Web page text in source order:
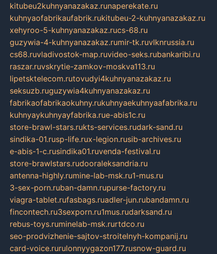
kitubeu2kuhnyanazakaz.runaperekate.ru
kuhnyaofabrikaufabrik.rukitubeu-2-kuhnyanazakaz.ru
xehyroo-5-kuhnyanazakaz.rucs-68.ru
guzywia-4-kuhnyanazakaz.rumir-tk.ruvlknrussia.ru
cs68.ruvladivostok-map.ruvideo-seks.rubankaribi.ru
raszar.ruvskrytie-zamkov-moskva113.ru
lipetsktelecom.rutovudyi4kuhnyanazakaz.ru
seksuzb.ruguzywia4kuhnyanazakaz.ru
fabrikaofabrikaokuhny.rukuhnyaekuhnyaafabrika.ru
kuhnyaykuhnyayfabrika.rue-abis1c.ru
store-brawl-stars.rukts-services.rudark-sand.ru
sindika-01.rusp-life.rux-legion.rusib-archives.ru
e-abis-1-c.rusindika01.ruvenda-festival.ru
store-brawlstars.rudooraleksandria.ru
antenna-highly.rumine-lab-msk.ru1-mus.ru
3-sex-porn.ruban-damn.rupurse-factory.ru
viagra-tablet.rufasbags.ruadler-jun.rubandamn.ru
fincontech.ru3sexporn.ru1mus.rudarksand.ru
rebus-toys.ruminelab-msk.rurtdco.ru
seo-prodvizhenie-sajtov-stroitelnyh-kompanij.ru
card-voice.rurulonnyygazon177.rusnow-guard.ru